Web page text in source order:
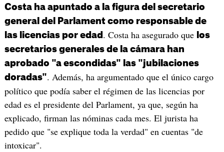
Costa ha apuntado a la figura del secretario
general del Parlament como responsable de
las licencias por edad . Costa ha asegurado que los
secretarios generales de la cámara han
aprobado "a escondidas" las "jubilaciones
doradas". Además, ha argumentado que el único cargo
político que podía saber el régimen de las licencias por
edad es el presidente del Parlament, ya que, según ha
explicado, firman las nóminas cada mes. El jurista ha
pedido que "se explique toda la verdad" en cuentas "de
intoxicar".